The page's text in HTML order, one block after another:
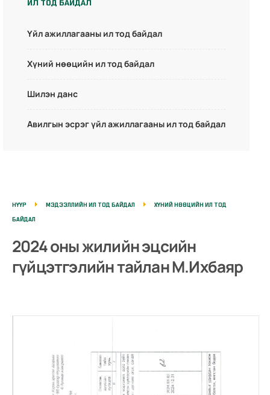
ИЛ ТОД БАЙДАЛ
Үйл ажиллагааны ил тод байдал
Хүний нөөцийн ил тод байдал
Шилэн данс
Авилгын эсрэг үйл ажиллагааны ил тод байдал
НҮҮР МЭДЭЭЛЛИЙН ИЛ ТОД БАЙДАЛ
ХҮНИЙ НӨӨЦИЙН ИЛ ТОД
БАЙДАЛ
2024 оны жилийн эцсийн
гүйцэтгэлийн тайлан М.Ихбаяр